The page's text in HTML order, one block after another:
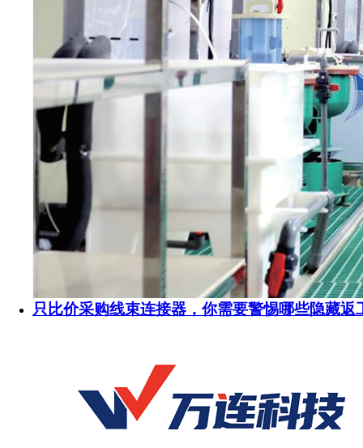
只比价采购线束连接器，你需要警惕哪些隐藏返